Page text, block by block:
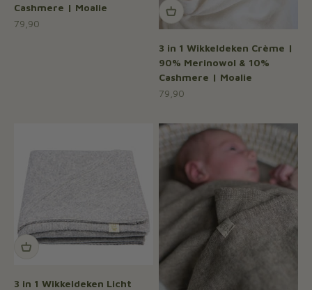
Cashmere | Moalie
Aanbiedingsprijs
79,90
3 in 1 Wikkeldeken Crème |
90% Merinowol & 10%
Cashmere | Moalie
Aanbiedingsprijs
79,90
3 in 1 Wikkeldeken Licht